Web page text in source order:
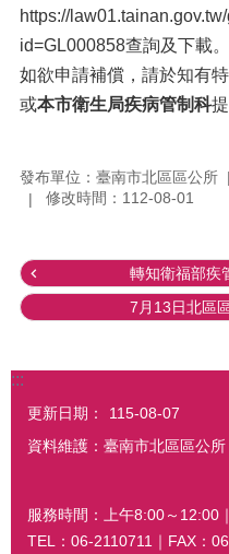
https://
id=GL000858查詢及下載。
如欲申請補償，請於知有
或本市衛生局疾病管制科
發布單位：臺南市北區區公所
修改時間：112-08-01
轉知衛福部疾
7月13日北區
:::
更新日期：
115-08-07
資料維護：臺南市北區區公所
服務時間：上午8:00～12:00
TEL：06-2110711｜FAX：